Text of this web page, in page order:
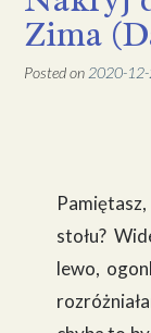
Zima
Posted on 2020-
stołu?
lewo,